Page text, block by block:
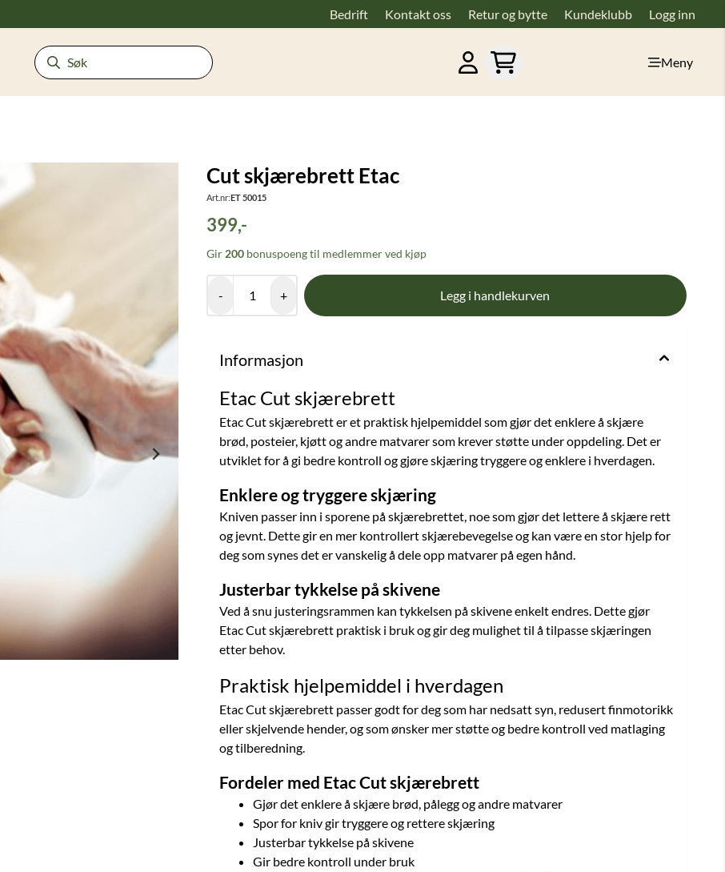
Bedrift Kontakt oss Retur og bytte Kundeklubb Logg inn
Meny
Cut skjærebrett Etac
Art.nr:ET 50015
399,-
Gir 200 bonuspoeng til medlemmer ved kjøp
- +
Informasjon
Etac Cut skjærebrett
Etac Cut skjærebrett er et praktisk hjelpemiddel som gjør det enklere å skjære
brød, posteier, kjøtt og andre matvarer som krever støtte under oppdeling. Det er
utviklet for å gi bedre kontroll og gjøre skjæring tryggere og enklere i hverdagen.
Enklere og tryggere skjæring
Kniven passer inn i sporene på skjærebrettet, noe som gjør det lettere å skjære rett
og jevnt. Dette gir en mer kontrollert skjærebevegelse og kan være en stor hjelp for
deg som synes det er vanskelig å dele opp matvarer på egen hånd.
Justerbar tykkelse på skivene
Ved å snu justeringsrammen kan tykkelsen på skivene enkelt endres. Dette gjør
Etac Cut skjærebrett praktisk i bruk og gir deg mulighet til å tilpasse skjæringen
etter behov.
Praktisk hjelpemiddel i hverdagen
Etac Cut skjærebrett passer godt for deg som har nedsatt syn, redusert finmotorikk
eller skjelvende hender, og som ønsker mer støtte og bedre kontroll ved matlaging
og tilberedning.
Fordeler med Etac Cut skjærebrett
Gjør det enklere å skjære brød, pålegg og andre matvarer
Spor for kniv gir tryggere og rettere skjæring
Justerbar tykkelse på skivene
Gir bedre kontroll under bruk